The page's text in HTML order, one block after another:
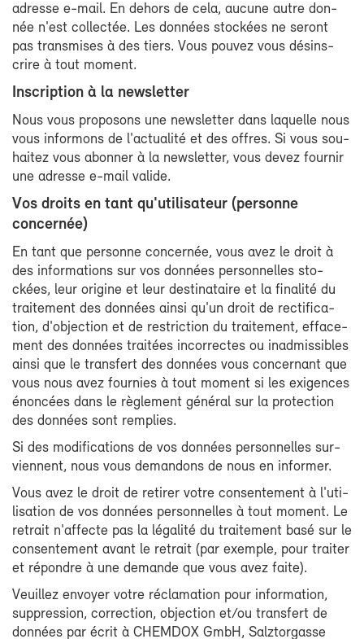
adresse e-​mail. En de­hors de ce­la, au­cune autre don­
née n'est col­lec­tée. Les don­nées sto­ckées ne se­ront
pas trans­mises à des tiers. Vous pou­vez vous dés­ins­
crire à tout mo­ment.
Ins­crip­tion à la news­let­ter
Nous vous pro­po­sons une news­let­ter dans la­quelle nous
vous in­for­mons de l'ac­tua­li­té et des offres. Si vous sou­
hai­tez vous abon­ner à la news­let­ter, vous de­vez four­nir
une adresse e-​mail va­lide.
Vos droits en tant qu'uti­li­sa­teur (per­sonne
concer­née)
En tant que per­sonne concer­née, vous avez le droit à
des in­for­ma­tions sur vos don­nées per­son­nelles sto­
ckées, leur ori­gine et leur des­ti­na­taire et la fi­na­li­té du
trai­te­ment des don­nées ain­si qu'un droit de rec­ti­fi­ca­
tion, d'ob­jec­tion et de res­tric­tion du trai­te­ment, ef­fa­ce­
ment des don­nées trai­tées in­cor­rectes ou in­ad­mis­sibles
ain­si que le trans­fert des don­nées vous concer­nant que
vous nous avez four­nies à tout mo­ment si les exi­gences
énon­cées dans le rè­gle­ment gé­né­ral sur la pro­tec­tion
des don­nées sont rem­plies.
Si des mo­di­fi­ca­tions de vos don­nées per­son­nelles sur­
viennent, nous vous de­man­dons de nous en in­for­mer.
Vous avez le droit de re­ti­rer votre consen­te­ment à l'uti­
li­sa­tion de vos don­nées per­son­nelles à tout mo­ment. Le
re­trait n'af­fecte pas la lé­ga­li­té du trai­te­ment ba­sé sur le
consen­te­ment avant le re­trait (par exemple, pour trai­ter
et ré­pondre à une de­mande que vous avez faite).
Veuillez en­voyer votre ré­cla­ma­tion pour in­for­ma­tion,
sup­pres­sion, cor­rec­tion, ob­jec­tion et/ou trans­fert de
don­nées par écrit à CHEM­DOX GmbH, Salz­tor­gasse